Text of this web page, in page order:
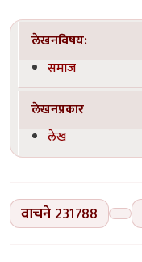
लेखनविषय:
समाज
लेखनप्रकार
लेख
वाचने 231788